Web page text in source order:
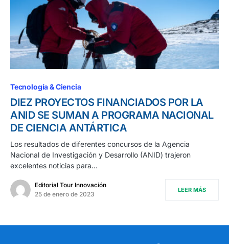
Tecnología & Ciencia
DIEZ PROYECTOS FINANCIADOS POR LA
ANID SE SUMAN A PROGRAMA NACIONAL
DE CIENCIA ANTÁRTICA
Los resultados de diferentes concursos de la Agencia
Nacional de Investigación y Desarrollo (ANID) trajeron
excelentes noticias para…
Editorial Tour Innovación
25 de enero de 2023
LEER MÁS